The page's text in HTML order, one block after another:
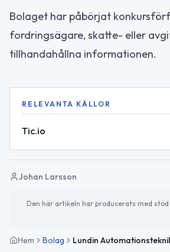
Bolaget har påbörjat
fordringsägare, skatte- eller
tillhandahållna informationen.
RELEVANTA KÄLLOR
Tic.io
Johan Larsson
Den här artikeln har producerats med
Hem Bolag